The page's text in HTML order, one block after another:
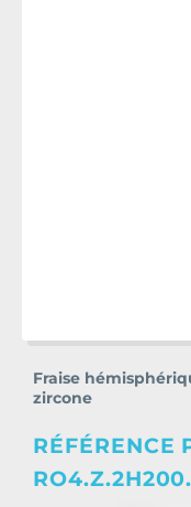
Fraise
zircone
RÉFÉRENCE